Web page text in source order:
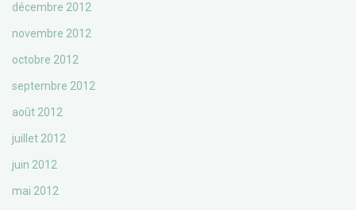
décembre 2012
novembre 2012
octobre 2012
septembre 2012
août 2012
juillet 2012
juin 2012
mai 2012